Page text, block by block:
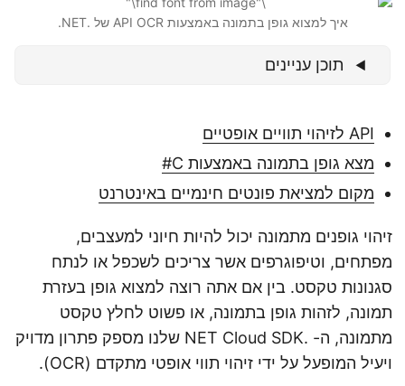
איך למצוא גופן בתמונה באמצעות API OCR של .NET.
תוכן עניינים
API לזיהוי תוויים אופטיים
מצא גופן בתמונה באמצעות C#
מקום למציאת פונטים חינמיים באינטרנט
זיהוי גופנים מתמונה יכול להיות חיוני למעצבים,
מפתחים, וטיפוגרפים אשר צריכים לשכפל או לנתח
סגנונות טקסט. בין אם אתה רוצה למצוא גופן בעזרת
תמונה, לזהות גופן בתמונה, או פשוט לחלץ טקסט
מתמונה, ה- .NET Cloud SDK שלנו מספק פתרון מדויק
ויעיל המופעל על ידי זיהוי תווי אופטי מתקדם (OCR).